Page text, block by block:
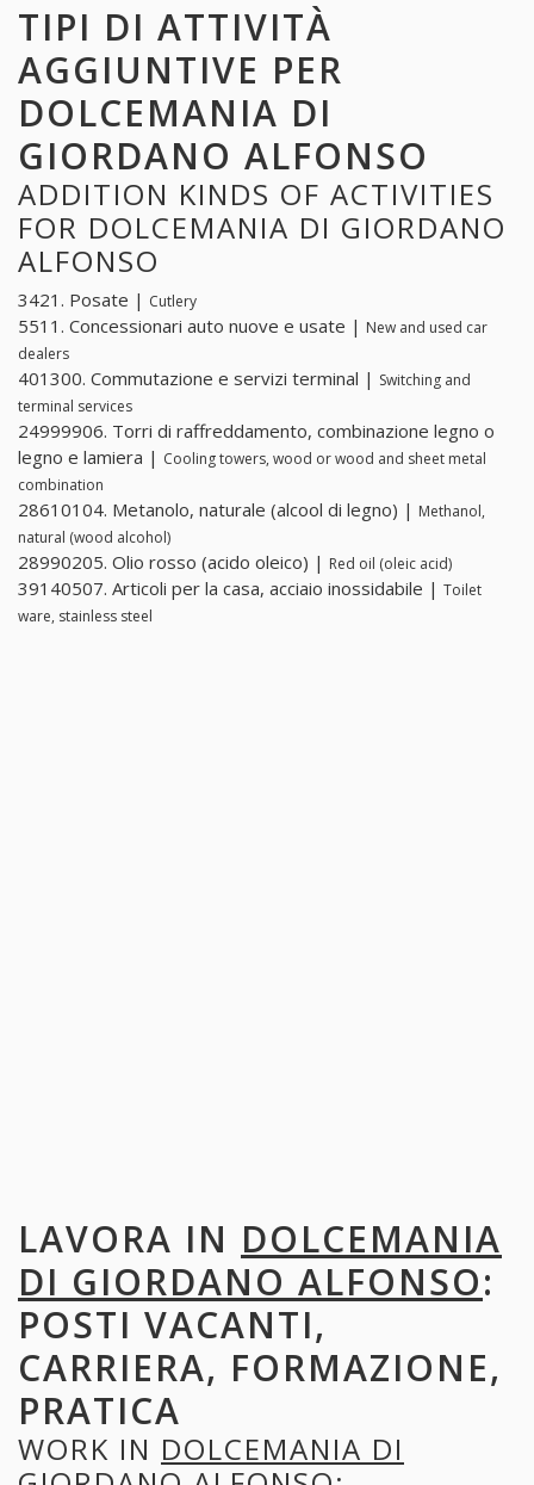
TIPI DI ATTIVITÀ
AGGIUNTIVE PER
DOLCEMANIA DI
GIORDANO ALFONSO
ADDITION KINDS OF ACTIVITIES
FOR DOLCEMANIA DI GIORDANO
ALFONSO
3421. Posate | Cutlery
5511. Concessionari auto nuove e usate | New and used car
dealers
401300. Commutazione e servizi terminal | Switching and
terminal services
24999906. Torri di raffreddamento, combinazione legno o
legno e lamiera | Cooling towers, wood or wood and sheet metal
combination
28610104. Metanolo, naturale (alcool di legno) | Methanol,
natural (wood alcohol)
28990205. Olio rosso (acido oleico) | Red oil (oleic acid)
39140507. Articoli per la casa, acciaio inossidabile | Toilet
ware, stainless steel
LAVORA IN DOLCEMANIA
DI GIORDANO ALFONSO:
POSTI VACANTI,
CARRIERA, FORMAZIONE,
PRATICA
WORK IN DOLCEMANIA DI